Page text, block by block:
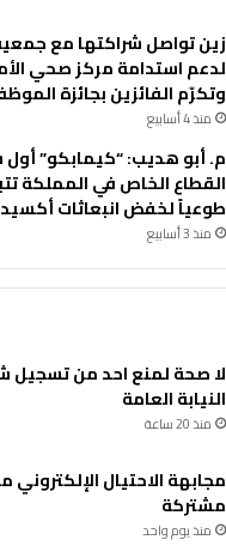
زين تواصل شراكتها مع
لدعم استدامة مركز صحي
وتكرّم الفائزين بجائزة
منذ 4 أسابيع
م. أبو هديب: “كيمابكو”
القطاع الخاص في المملكة
طوعياً لخفض انبعاثات أكسيد
منذ 3 أسابيع
لا صحة لمنع احد من
النيابة العامة
منذ 20 ساعة
مجابهة الاحتيال
مشتركة
منذ يوم واحد